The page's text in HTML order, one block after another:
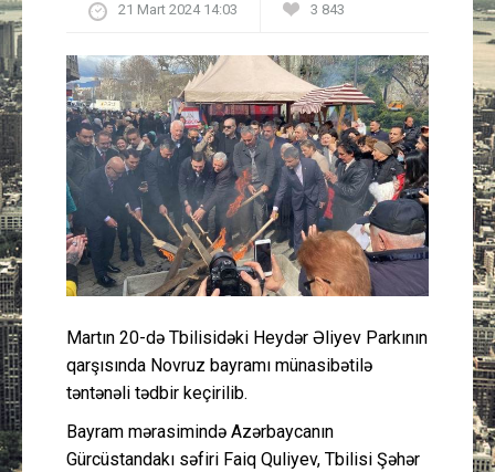
Güney Azərbaycan
Mədəniyyət
Müsahibə
İdman
Layihə
Gündəm
Peşə etikası
21 Mart 2024 14:03 3 843
Martın 20-də Tbilisidəki Heydər Əliyev Parkının
qarşısında Novruz bayramı münasibətilə
təntənəli tədbir keçirilib.
Bayram mərasimində Azərbaycanın
Gürcüstandakı səfiri Faiq Quliyev, Tbilisi Şəhər